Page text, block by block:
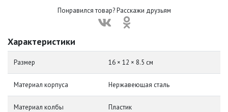
Понравился товар? Расскажи друзьям
Характеристики
Размер 16 × 12 × 8.5 см
Материал корпуса Нержавеющая сталь
Материал колбы Пластик